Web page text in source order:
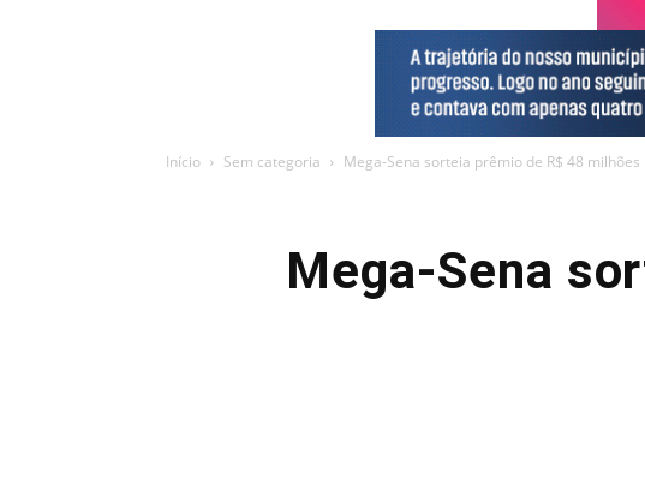
Início Sem categoria Mega-Sena sorteia prêmio de R$ 48
Mega-Sena